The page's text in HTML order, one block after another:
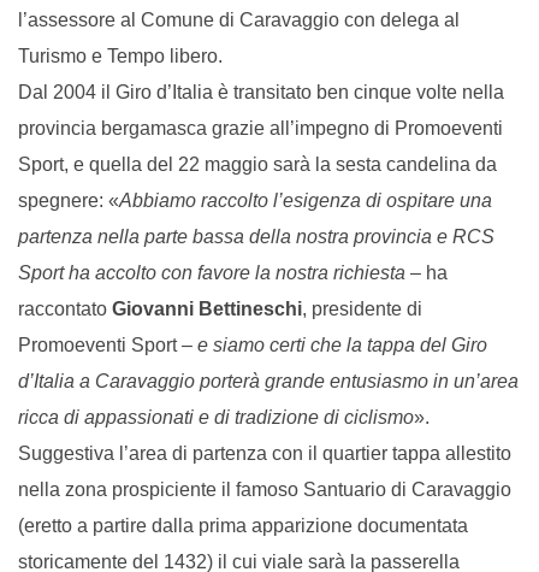
l’assessore al Comune di Caravaggio con delega al
Turismo e Tempo libero.
Dal 2004 il Giro d’Italia è transitato ben cinque volte nella
provincia bergamasca grazie all’impegno di Promoeventi
Sport, e quella del 22 maggio sarà la sesta candelina da
spegnere: «Abbiamo raccolto l’esigenza di ospitare una
partenza nella parte bassa della nostra provincia e RCS
Sport ha accolto con favore la nostra richiesta – ha
raccontato Giovanni Bettineschi, presidente di
Promoeventi Sport – e siamo certi che la tappa del Giro
d’Italia a Caravaggio porterà grande entusiasmo in un’area
ricca di appassionati e di tradizione di ciclismo».
Suggestiva l’area di partenza con il quartier tappa allestito
nella zona prospiciente il famoso Santuario di Caravaggio
(eretto a partire dalla prima apparizione documentata
storicamente del 1432) il cui viale sarà la passerella